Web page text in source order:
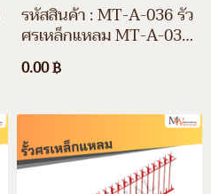
รหัสสินค้า : MT-A-036 รั้ว
ศรเหล็กแหลม MT-A-036
ความยาว 200 ซม. ความสูง
120 ซม. สีขาว สีดำ สีอื่นๆ
0.00 ฿